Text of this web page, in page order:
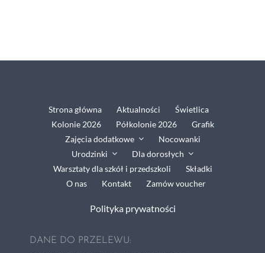
Zajęcia dodatkowe
Urodzinki
Dla dorosłych
Strona główna Aktualności
Świetlica
Kolonie 2026
Półkolonie 2026
Grafik
Zajęcia dodatkowe
Nocowanki
Urodzinki
Dla dorosłych
Warsztaty dla szkół i przedszkoli
Składki
O nas
Kontakt Zamów voucher
Polityka prywatności
DANE DO PRZELEWU: